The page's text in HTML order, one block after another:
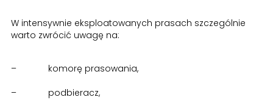
W intensywnie eksploatowanych prasach szczególnie
warto zwrócić uwagę na:
– komorę prasowania,
– podbieracz,